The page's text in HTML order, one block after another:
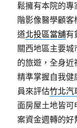
鬆擁有本院的
階影像醫學顧
道北投區當舖有
關西地區主要城
的旅遊，全身
精準掌握自我健
員來評估竹北汽
面房屋土地皆
案資金週轉的